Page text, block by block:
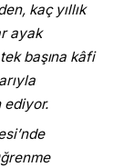
kaç yıllık
ayak
başına kâfi
ediyor.